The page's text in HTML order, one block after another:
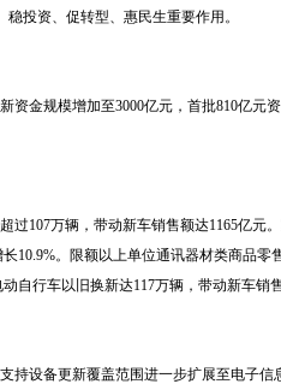
投资、促转型、惠民生重要作用。
资金规模增加至3000亿元，首批810亿元
过107万辆，带动新车销售额达1165亿元
10.9%。限额以上单位通讯器材类商品零
自行车以旧换新达117万辆，带动新车销
持设备更新覆盖范围进一步扩展至电子